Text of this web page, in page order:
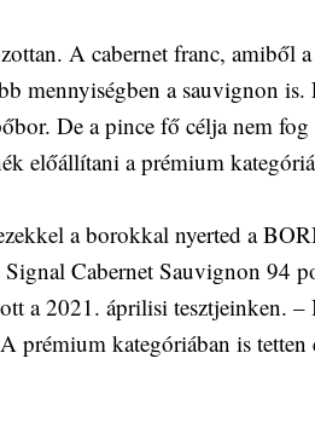
A cabernet franc, amiből
mennyiségben a sauvignon is.
De a pince fő célja nem
előállítani a prémium
a borokkal nyerted a
Cabernet Sauvignon 94
a 2021. áprilisi tesztjeinken.
prémium kategóriában is tetten